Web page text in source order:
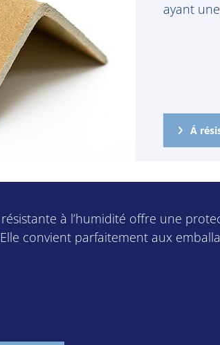
ayant
Á
à l’humidité offre une
convient parfaitement aux